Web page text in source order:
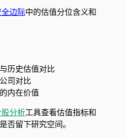
全边际中的估值分位含义和
历史估值对比
司对比
内在价值
股分析工具查看估值指标和
否留下研究空间。